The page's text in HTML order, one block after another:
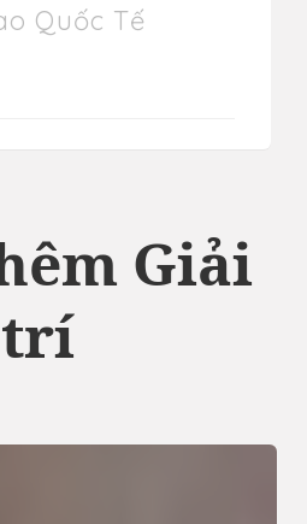
Quốc Tế
Giải
trí